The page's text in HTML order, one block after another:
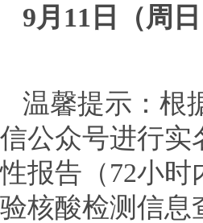
9月11日（周
温馨提示：根
信公众号进行实
性报告（72小
验核酸检测信息